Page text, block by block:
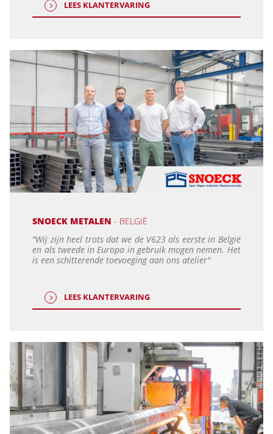
LEES KLANTERVARING
SNOECK METALEN- BELGIË
"Wij zijn heel trots dat we de V623 als eerste in België
en als tweede in Europa in gebruik mogen nemen. Het
is een schitterende toevoeging aan ons atelier"
LEES KLANTERVARING